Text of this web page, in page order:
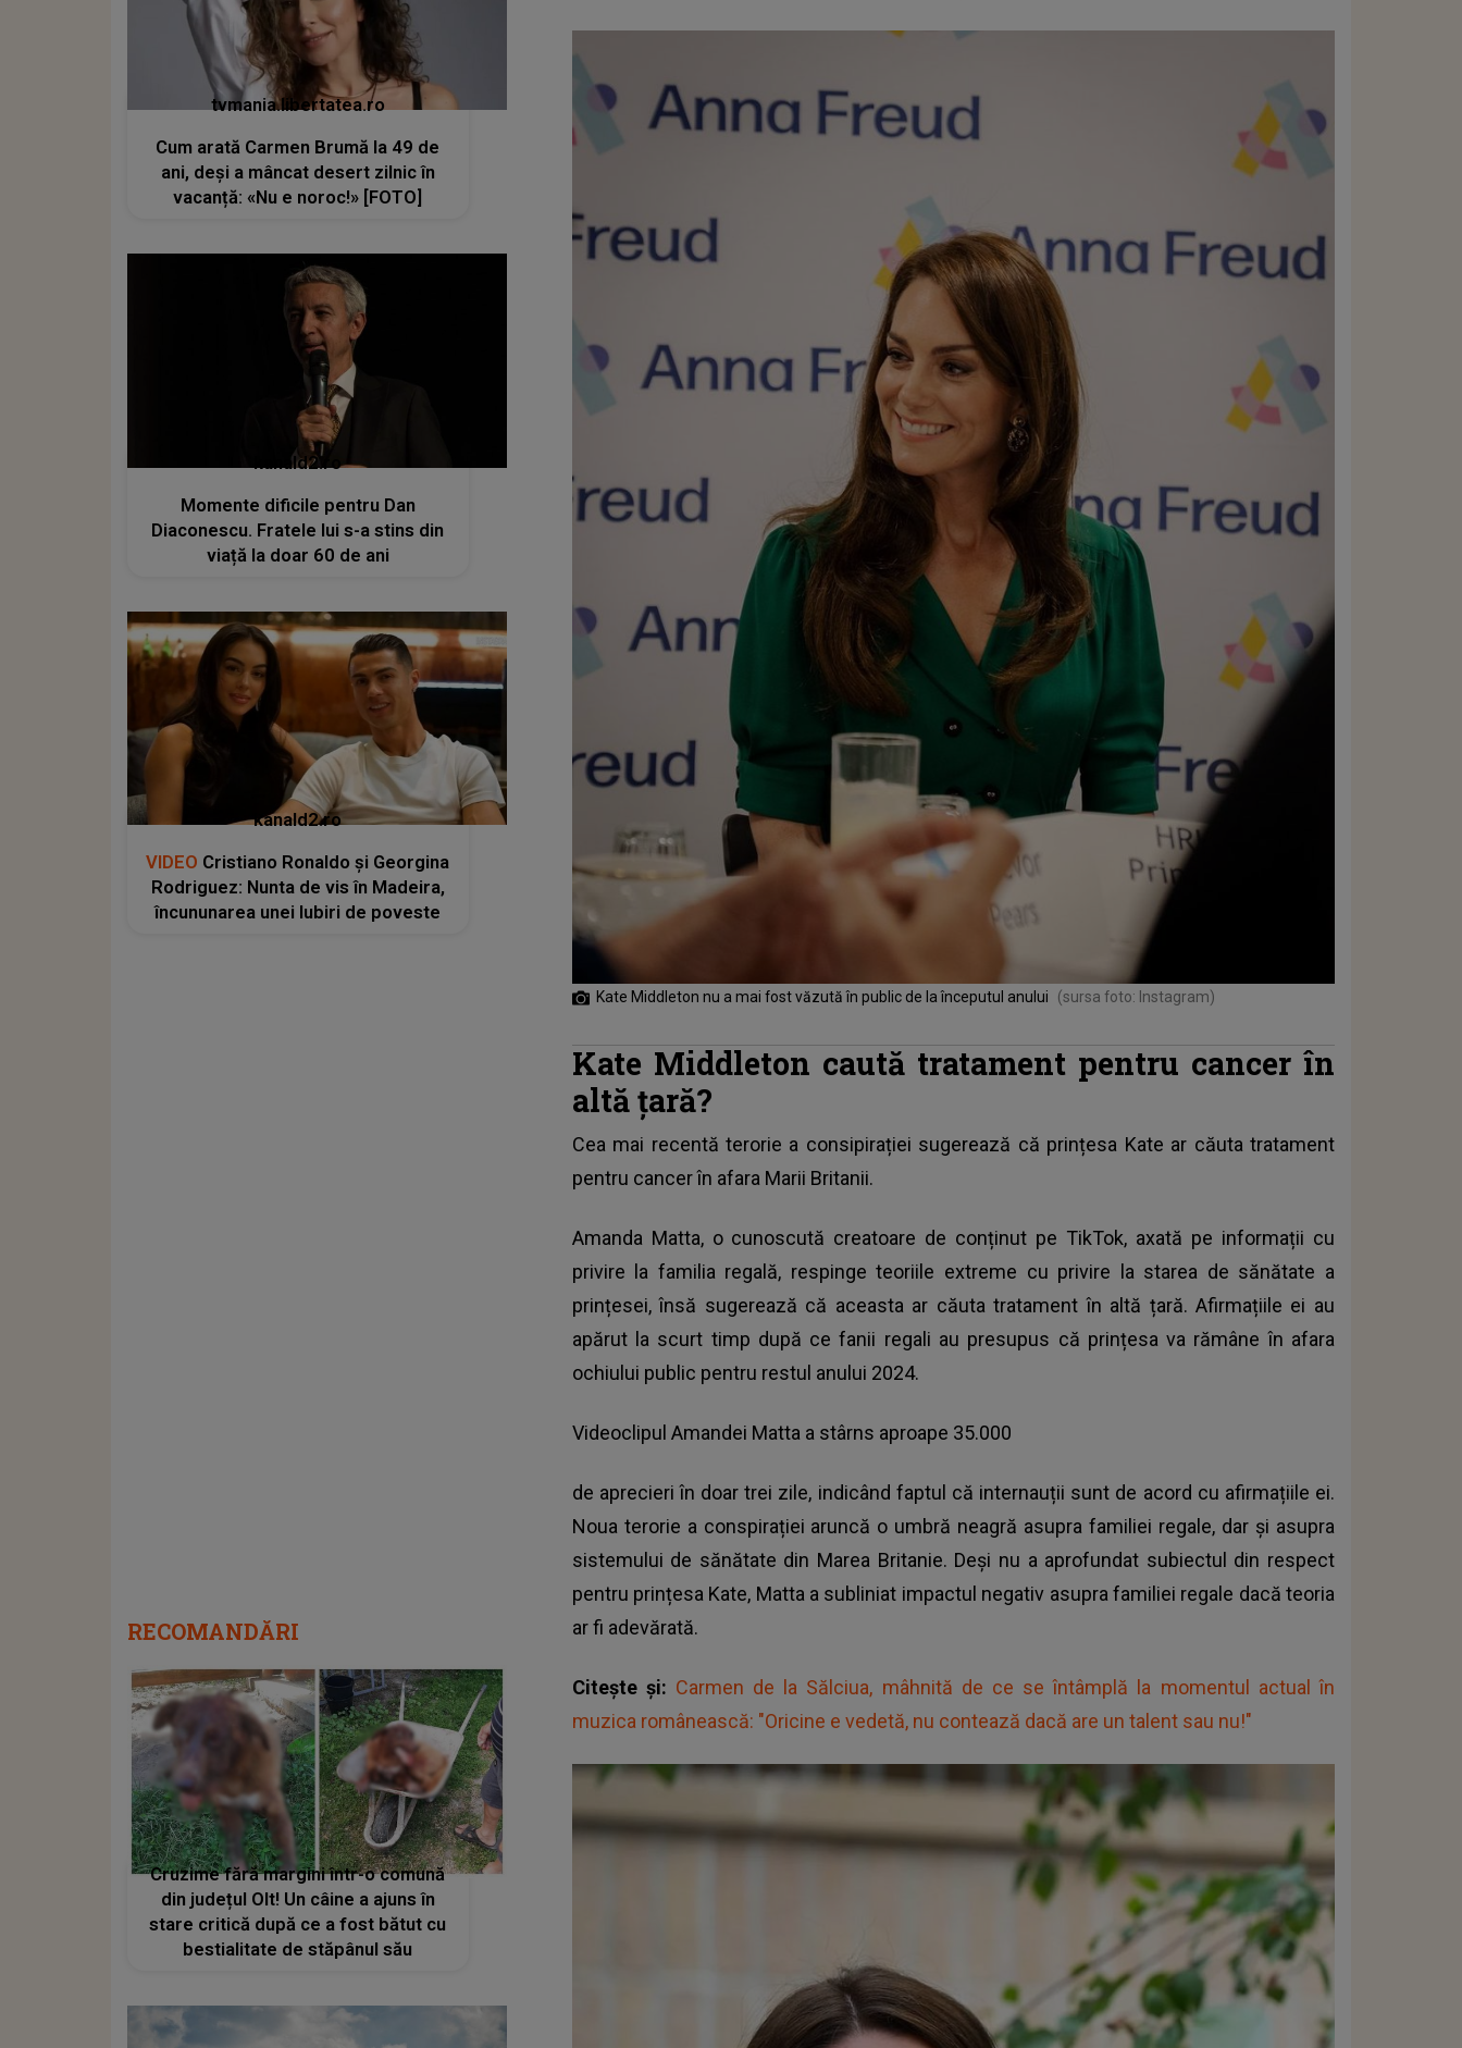
Kate Middleton nu a mai fost văzută în public de la începutul anului (sursa foto: Instagram)
Kate Middleton caută tratament pentru cancer în
altă țară?
Cea mai recentă terorie a consipirației sugerează că prințesa Kate ar căuta tratament
pentru cancer în afara Marii Britanii.
Amanda Matta, o cunoscută creatoare de conținut pe TikTok, axată pe informații cu
privire la familia regală, respinge teoriile extreme cu privire la starea de sănătate a
prințesei, însă sugerează că aceasta ar căuta tratament în altă țară. Afirmațiile ei au
apărut la scurt timp după ce fanii regali au presupus că prințesa va rămâne în afara
ochiului public pentru restul anului 2024.
Videoclipul Amandei Matta a stârns aproape 35.000
de aprecieri în doar trei zile, indicând faptul că internauții sunt de acord cu afirmațiile ei.
Noua terorie a conspirației aruncă o umbră neagră asupra familiei regale, dar și asupra
sistemului de sănătate din Marea Britanie. Deși nu a aprofundat subiectul din respect
pentru prințesa Kate, Matta a subliniat impactul negativ asupra familiei regale dacă teoria
ar fi adevărată.
Citește și: Carmen de la Sălciua, mâhnită de ce se întâmplă la momentul actual în
muzica românească: "Oricine e vedetă, nu contează dacă are un talent sau nu!"
tvmania.libertatea.ro
Cum arată Carmen Brumă la 49 de
ani, deși a mâncat desert zilnic în
vacanță: «Nu e noroc!» [FOTO]
kanald2.ro
Momente dificile pentru Dan
Diaconescu. Fratele lui s-a stins din
viață la doar 60 de ani
kanald2.ro
VIDEO Cristiano Ronaldo și Georgina
Rodriguez: Nunta de vis în Madeira,
încununarea unei Iubiri de poveste
RECOMANDĂRI
Cruzime fără margini într-o comună
din județul Olt! Un câine a ajuns în
stare critică după ce a fost bătut cu
bestialitate de stăpânul său